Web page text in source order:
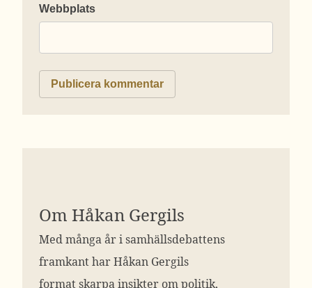
Webbplats
Om Håkan Gergils
Med många år i samhällsdebattens
framkant har Håkan Gergils
format skarpa insikter om politik,